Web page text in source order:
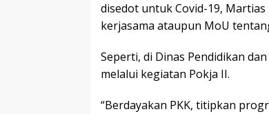
disedot untuk Covid-19,
kerjasama ataupun MoU
Seperti, di Dinas Pendidikan
melalui kegiatan Pokja II.
“Berdayakan PKK, titipkan